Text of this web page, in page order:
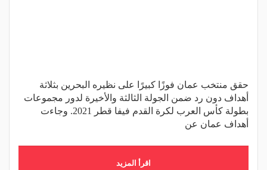
حقق منتخب عمان فوزًا كبيرًا على نظيره البحرين بثلاثة
أهداف دون رد ضمن الجولة الثالثة والأخيرة لدور مجموعات
بطولة كأس العرب لكرة القدم فيفا قطر 2021. وجاءت
أهداف عمان عن
اقرأ المزيد